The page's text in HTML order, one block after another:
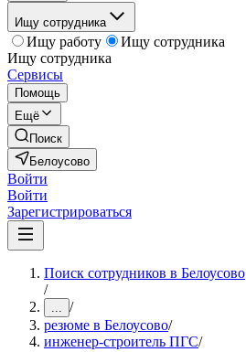
Ищу сотрудника
Ищу работу
Ищу сотрудника
Ищу сотрудника
Сервисы
Помощь
Ещё
Поиск
Белоусово
Войти
Войти
Зарегистрироваться
Поиск сотрудников в Белоусово
/
... /
резюме в Белоусово/
инженер-строитель ПГС/